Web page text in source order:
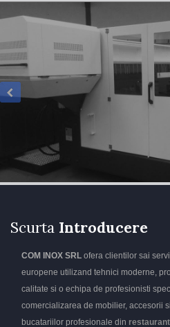
Scurta Introducere
COM INOX SRL ofera clientilor sai
europene utilizand tehnici moderne,
calitate si o echipa de profesionisti
comercializarea de mobilier, accesorii
bucatariilor profesionale din